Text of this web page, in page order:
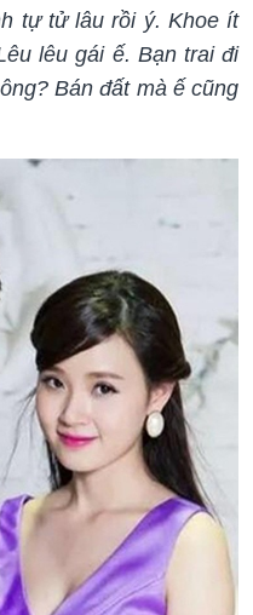
tự tử lâu rồi ý. Khoe ít
lêu gái ế. Bạn trai đi
Bán đất mà ế cũng